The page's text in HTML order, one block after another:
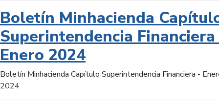
Boletín Minhacienda
Superintendencia
Enero 2024
Boletín Minhacienda Capítulo Superintendencia Financiera -
2024